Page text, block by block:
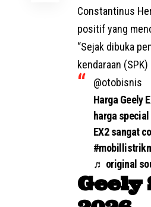
Constantinus
positif yang
“Sejak dibuka
kendaraan
@otobisnis
Harga Geely
harga
EX2 sangat
♬ original